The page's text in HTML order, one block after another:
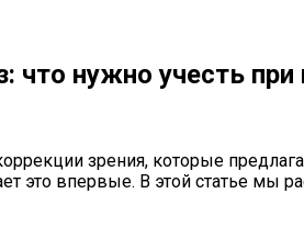
нужно учесть при
зрения, которые
это впервые. В этой статье мы